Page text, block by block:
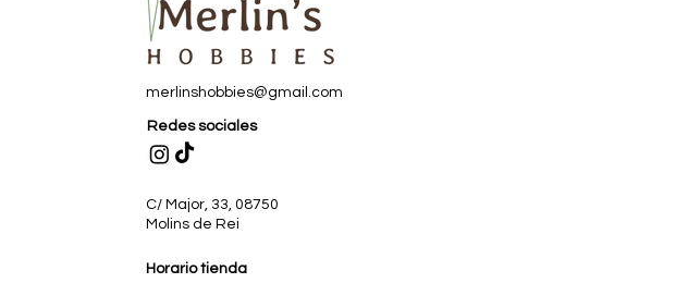
merlinshobbies@gmail.com
Redes sociales
C/ Major, 33, 08750
Molins de Rei
Horario tienda